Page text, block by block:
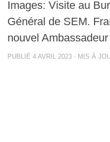
Images: Visite au
Général de SEM.
nouvel
PUBLIÉ 4 AVRIL 2023 · MIS À